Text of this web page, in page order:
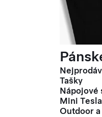
Tašky
Nápojové
Mini Tesla
Outdoor